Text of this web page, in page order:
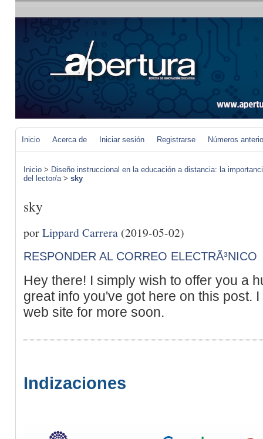
Inicio Acerca de Iniciar sesión Registrarse Números
Inicio > Diseño instruccional en la educación a distancia: la
del lector/a> sky
sky
porLippard Carrera (2019-05-02)
RESPONDER AL CORREO ELECTRÃ³NICO
Hey there! I simply wish to offer you a
great info you've got here on this post.
web site for more soon.
Indizaciones